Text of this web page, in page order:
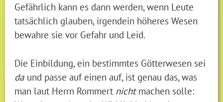
Gefährlich kann es dann werden, wenn Leute
tatsächlich glauben, irgendein höheres Wesen
bewahre sie vor Gefahr und Leid.
Die Einbildung, ein bestimmtes Götterwesen sei
da und passe auf einen auf, ist genau das, was
man laut Herrn Rommert nicht machen solle: